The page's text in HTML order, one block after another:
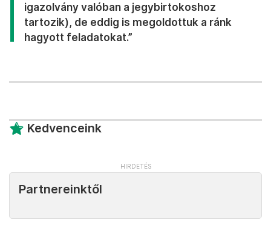
igazolvány valóban a jegybirtokoshoz
tartozik), de eddig is megoldottuk a ránk
hagyott feladatokat.”
Kedvenceink
Partnereinktől